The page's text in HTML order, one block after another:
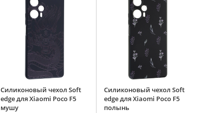
Силиконовый чехол Soft
edge для Xiaomi Poco F5
мушу
Силиконовый чехол Soft
edge для Xiaomi Poco F5
полынь